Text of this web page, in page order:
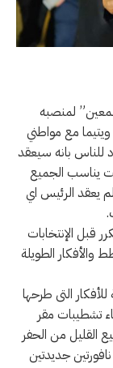
لمنصبه
ويتيما مع مواطني
للناس بانه سيعقد
يناسب الجميع
يعقد الرئيس اي
قبل الإنتخابات
والأفكار الطويلة
التى طرحها
تشطيبات مقر
القليل من الحفر
جديدتين